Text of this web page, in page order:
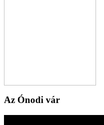
Az Ónodi vár